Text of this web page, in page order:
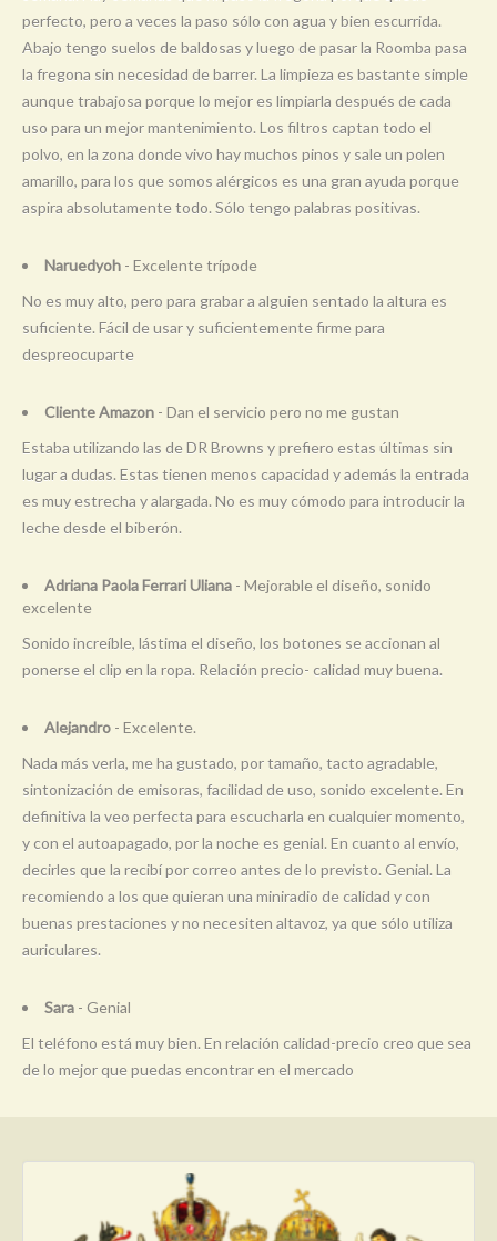
perfecto, pero a veces la paso sólo con agua y bien escurrida.
Abajo tengo suelos de baldosas y luego de pasar la Roomba pasa
la fregona sin necesidad de barrer. La limpieza es bastante simple
aunque trabajosa porque lo mejor es limpiarla después de cada
uso para un mejor mantenimiento. Los filtros captan todo el
polvo, en la zona donde vivo hay muchos pinos y sale un polen
amarillo, para los que somos alérgicos es una gran ayuda porque
aspira absolutamente todo. Sólo tengo palabras positivas.
Naruedyoh - Excelente trípode
No es muy alto, pero para grabar a alguien sentado la altura es
suficiente. Fácil de usar y suficientemente firme para
despreocuparte
Cliente Amazon - Dan el servicio pero no me gustan
Estaba utilizando las de DR Browns y prefiero estas últimas sin
lugar a dudas. Estas tienen menos capacidad y además la entrada
es muy estrecha y alargada. No es muy cómodo para introducir la
leche desde el biberón.
Adriana Paola Ferrari Uliana - Mejorable el diseño, sonido
excelente
Sonido increíble, lástima el diseño, los botones se accionan al
ponerse el clip en la ropa. Relación precio- calidad muy buena.
Alejandro - Excelente.
Nada más verla, me ha gustado, por tamaño, tacto agradable,
sintonización de emisoras, facilidad de uso, sonido excelente. En
definitiva la veo perfecta para escucharla en cualquier momento,
y con el autoapagado, por la noche es genial. En cuanto al envío,
decirles que la recibí por correo antes de lo previsto. Genial. La
recomiendo a los que quieran una miniradio de calidad y con
buenas prestaciones y no necesiten altavoz, ya que sólo utiliza
auriculares.
Sara - Genial
El teléfono está muy bien. En relación calidad-precio creo que sea
de lo mejor que puedas encontrar en el mercado